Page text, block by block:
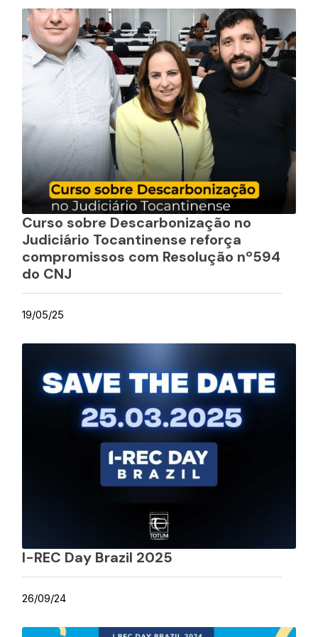
Curso sobre Descarbonização no
Judiciário Tocantinense reforça
compromissos com Resolução nº594
do CNJ
19/05/25
I-REC Day Brazil 2025
26/09/24